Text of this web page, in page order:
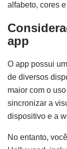
alfabeto, cores
app
O app possui
de diversos
maior com o
sincronizar a
dispositivo e a
No entanto,